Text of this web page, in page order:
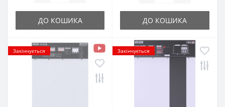
ДО КОШИКА ДО КОШИКА
Закінчується Закінчується